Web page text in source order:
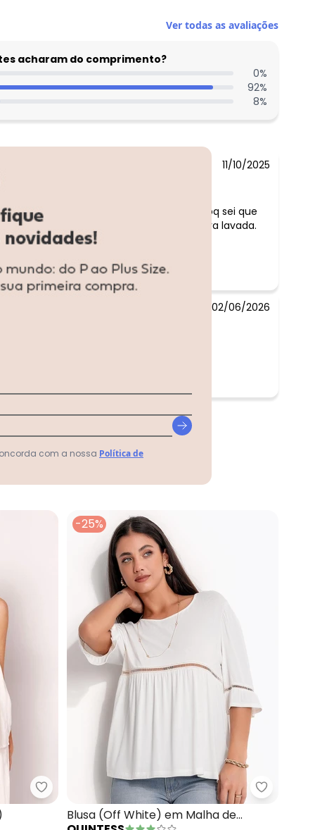
Ver todas as avaliações
acharam do comprimento?
0%
92%
8%
11/10/2025
Comprei o conjunto no tamanho m, pq sei que
esse tecido encolhe depois da primeira lavada.
Mas é lindo
02/06/2026
Amarração
Sofie - Blusa Frente Única (Branco)
-25%
Quintess
Blusa (Off White) em Malha de
com a nossa Política de